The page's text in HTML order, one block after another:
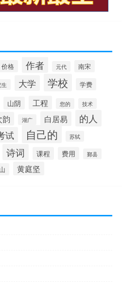
价格 作者 元代 南宋
大学 学校 学费
山阴 工程 您的 技术
韵 湖广 白居易 的人
试 自己的 苏轼
诗词 课程 费用 鄞县
黄庭坚